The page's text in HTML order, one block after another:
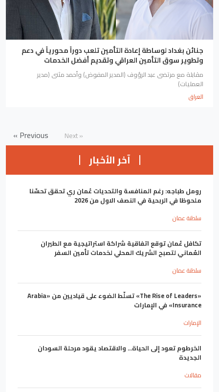
جنائن بغداد لوساطة إعادة التأمين تلعب دوراً محورياً في دعم
وتطوير سوق التأمين العراقي وتقديم أفضل الخدمات
مقابلة مع مرتضى عبد الرؤوف (المدير المفوض) وأحمد مثنى (مدير
العمليات)
العراق
« Previous Next »
آخر الأخبار
رومل طباجه: رغم المنافسة والتحديات عُمان ري تحقق تحسّنا
ملحوظا في الربحية في النصف الاول من 2026
سلطنة عمان
تكافل عُمان توقع اتفاقية شراكة استراتيجية مع الطيران
العُماني لتصبح الشريك المحلي لخدمات تأمين السفر
سلطنة عمان
«The Rise of Leaders» تسلّط الضوء على قياديين من «Arabia
Insurance» في الإمارات
الإمارات
الخرطوم تعود إلى الحياة... والاقتصاد يقود مرحلة السودان
الجديدة
مقالات